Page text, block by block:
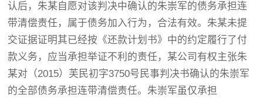
认后，朱某自愿对该判决中确认的朱崇军的债务承担连
带清偿责任，属于债务加入行为，合法有效。朱某未提
交证据证明其已经按《还款计划书》中的约定履行了付
款义务，应当承担举证不利的责任，某公司有权主张朱
某对（2015）芙民初字3750号民事判决书确认的朱崇军
的全部债务承担连带清偿责任。朱崇军虽仅承担